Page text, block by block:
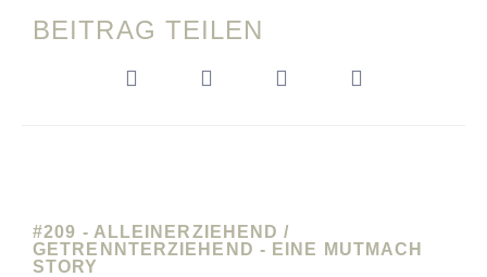
BEITRAG TEILEN
#209 - ALLEINERZIEHEND /
GETRENNTERZIEHEND - EINE MUTMACH
STORY